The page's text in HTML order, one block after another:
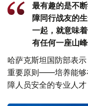
最有趣的是不
障同行战友的
一起，就意味
有任何一座山
哈萨克斯坦国防部表
重要原则——培养能够
障人员安全的专业人才